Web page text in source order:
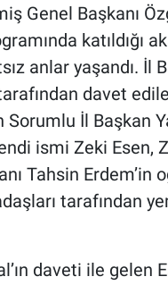
Genel Başkanı
katıldığı
anlar yaşandı. İl
davet
İl Başkan
ismi Zeki Esen,
Tahsin Erdem’in
tarafından
daveti ile gelen